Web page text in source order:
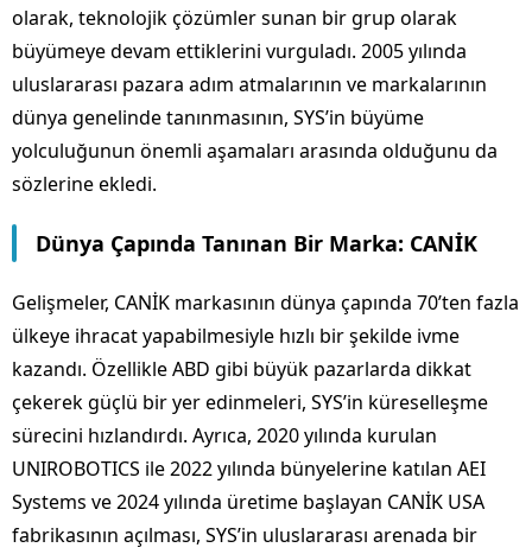
olarak, teknolojik çözümler sunan bir grup olarak
büyümeye devam ettiklerini vurguladı. 2005 yılında
uluslararası pazara adım atmalarının ve markalarının
dünya genelinde tanınmasının, SYS’in büyüme
yolculuğunun önemli aşamaları arasında olduğunu da
sözlerine ekledi.
Dünya Çapında Tanınan Bir Marka: CANİK
Gelişmeler, CANİK markasının dünya çapında 70’ten fazla
ülkeye ihracat yapabilmesiyle hızlı bir şekilde ivme
kazandı. Özellikle ABD gibi büyük pazarlarda dikkat
çekerek güçlü bir yer edinmeleri, SYS’in küreselleşme
sürecini hızlandırdı. Ayrıca, 2020 yılında kurulan
UNIROBOTICS ile 2022 yılında bünyelerine katılan AEI
Systems ve 2024 yılında üretime başlayan CANİK USA
fabrikasının açılması, SYS’in uluslararası arenada bir